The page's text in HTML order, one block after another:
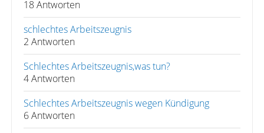
18 Antworten
schlechtes Arbeitszeugnis
2 Antworten
Schlechtes Arbeitszeugnis,was tun?
4 Antworten
Schlechtes Arbeitszeugnis wegen Kündigung
6 Antworten